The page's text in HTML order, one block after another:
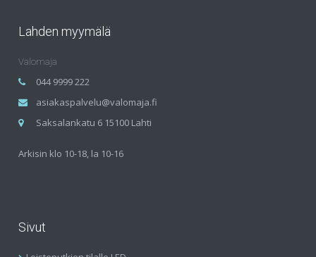
Lahden myymälä
Valomaja
044 9999 222
asiakaspalvelu@valomaja.fi
Saksalankatu 6 15100 Lahti
Arkisin klo 10-18, la 10-16
Sivut